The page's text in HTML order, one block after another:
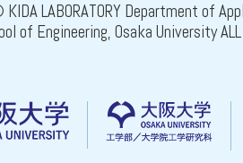
KIDA LABORATORY Department of
of Engineering, Osaka University ALL